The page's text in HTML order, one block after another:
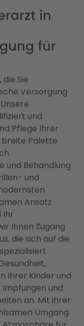
in
für
Sie
Versorgung
und
Pflege Ihrer
breite Palette
und Behandlung
und
Ansatz
Ihr
Ihnen Zugang
die sich auf die
Ihrer Kinder und
und
an. Mit ihrer
Umgang